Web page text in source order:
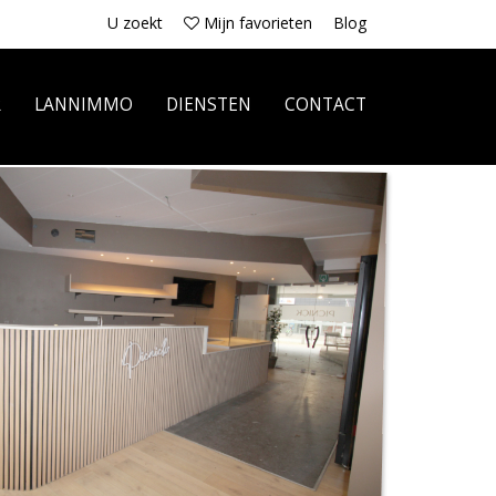
U zoekt Mijn favorieten Blog
LANNIMMO DIENSTEN CONTACT